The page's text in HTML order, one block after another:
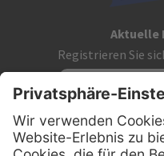
Aktuelle
Registrieren Sie